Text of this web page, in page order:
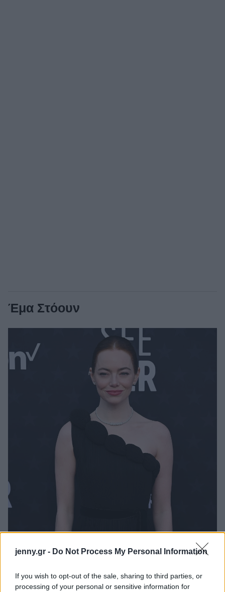
jenny.gr - Do Not Process My Personal Information
If you wish to opt-out of the sale, sharing to third parties, or
processing of your personal or sensitive information for
Έμα Στόουν